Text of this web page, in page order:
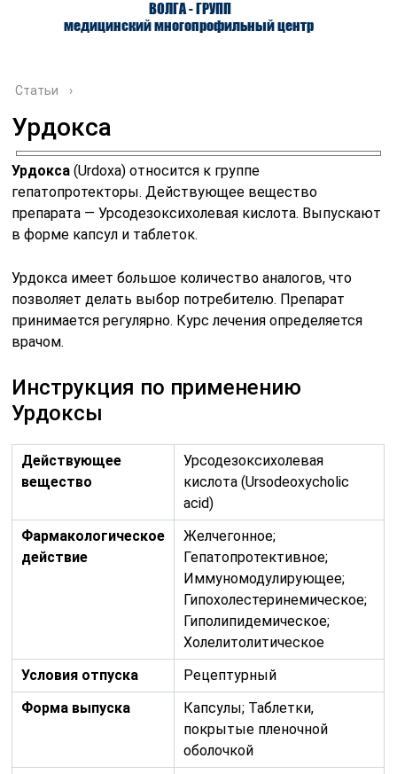
ВОЛГА - ГРУПП
медицинский многопрофильный центр
О ЦЕНТРЕ ВРАЧИ УСЛУГИ
Статьи ›
Урдокса
Урдокса (Urdoxa) относится к группе
гепатопротекторы. Действующее вещество
препарата — Урсодезоксихолевая кислота. Выпускают
в форме капсул и таблеток.
Урдокса имеет большое количество аналогов, что
позволяет делать выбор потребителю. Препарат
принимается регулярно. Курс лечения определяется
врачом.
Инструкция по применению
Урдоксы
Действующее
вещество
Урсодезоксихолевая
кислота (Ursodeoxycholic
acid)
Фармакологическое
действие
Желчегонное;
Гепатопротективное;
Иммуномодулирующее;
Гипохолестеринемическое;
Гиполипидемическое;
Холелитолитическое
Условия отпуска
Рецептурный
Форма выпуска
Капсулы; Таблетки,
покрытые пленочной
оболочкой